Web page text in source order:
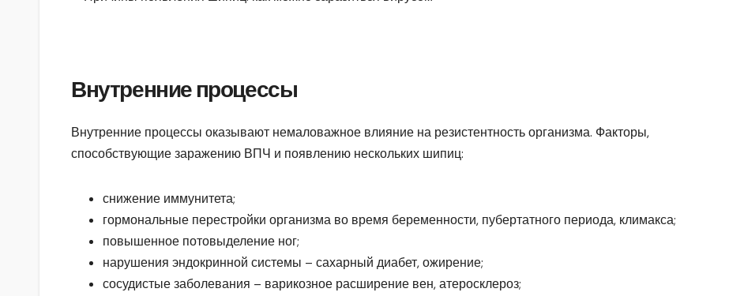
Внутренние процессы
Внутренние процессы оказывают немаловажное влияние на резистентность организма. Факторы,
способствующие заражению ВПЧ и появлению нескольких шипиц:
снижение иммунитета;
гормональные перестройки организма во время беременности, пубертатного периода, климакса;
повышенное потовыделение ног;
нарушения эндокринной системы – сахарный диабет, ожирение;
сосудистые заболевания – варикозное расширение вен, атеросклероз;